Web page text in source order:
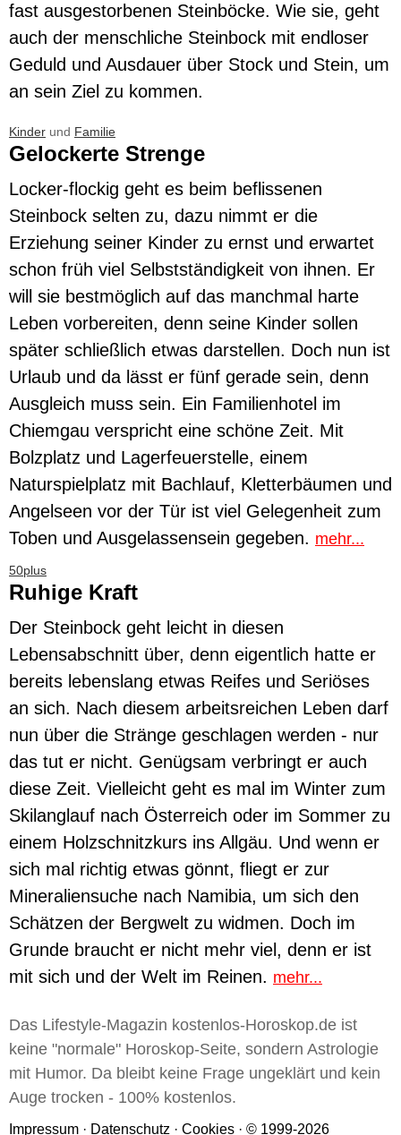
fast ausgestorbenen Steinböcke. Wie sie, geht
auch der menschliche Steinbock mit endloser
Geduld und Ausdauer über Stock und Stein, um
an sein Ziel zu kommen.
Kinder und Familie
Gelockerte Strenge
Locker-flockig geht es beim beflissenen
Steinbock selten zu, dazu nimmt er die
Erziehung seiner Kinder zu ernst und erwartet
schon früh viel Selbstständigkeit von ihnen. Er
will sie bestmöglich auf das manchmal harte
Leben vorbereiten, denn seine Kinder sollen
später schließlich etwas darstellen. Doch nun ist
Urlaub und da lässt er fünf gerade sein, denn
Ausgleich muss sein. Ein Familienhotel im
Chiemgau verspricht eine schöne Zeit. Mit
Bolzplatz und Lagerfeuerstelle, einem
Naturspielplatz mit Bachlauf, Kletterbäumen und
Angelseen vor der Tür ist viel Gelegenheit zum
Toben und Ausgelassensein gegeben. mehr...
50plus
Ruhige Kraft
Der Steinbock geht leicht in diesen
Lebensabschnitt über, denn eigentlich hatte er
bereits lebenslang etwas Reifes und Seriöses
an sich. Nach diesem arbeitsreichen Leben darf
nun über die Stränge geschlagen werden - nur
das tut er nicht. Genügsam verbringt er auch
diese Zeit. Vielleicht geht es mal im Winter zum
Skilanglauf nach Österreich oder im Sommer zu
einem Holzschnitzkurs ins Allgäu. Und wenn er
sich mal richtig etwas gönnt, fliegt er zur
Mineraliensuche nach Namibia, um sich den
Schätzen der Bergwelt zu widmen. Doch im
Grunde braucht er nicht mehr viel, denn er ist
mit sich und der Welt im Reinen. mehr...
Das Lifestyle-Magazin kostenlos-Horoskop.de ist
keine "normale" Horoskop-Seite, sondern Astrologie
mit Humor. Da bleibt keine Frage ungeklärt und kein
Auge trocken - 100% kostenlos.
Impressum · Datenschutz · Cookies · © 1999-2026